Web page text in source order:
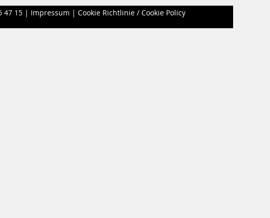
47 15 | Impressum | Cookie Richtlinie / Cookie Policy